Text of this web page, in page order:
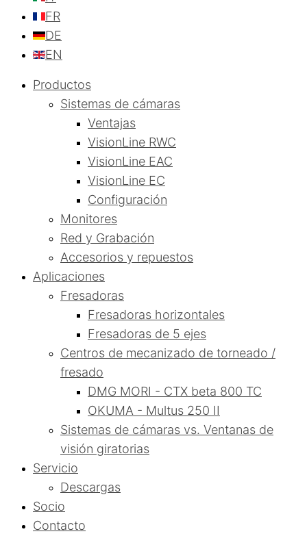
FR
DE
EN
Productos
Sistemas de cámaras
Ventajas
VisionLine RWC
VisionLine EAC
VisionLine EC
Configuración
Monitores
Red y Grabación
Accesorios y repuestos
Aplicaciones
Fresadoras
Fresadoras horizontales
Fresadoras de 5 ejes
Centros de mecanizado de torneado /
fresado
DMG MORI - CTX beta 800 TC
OKUMA - Multus 250 II
Sistemas de cámaras vs. Ventanas de
visión giratorias
Servicio
Descargas
Socio
Contacto